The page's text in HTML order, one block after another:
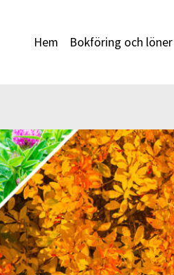
Hem Bokföring och löner